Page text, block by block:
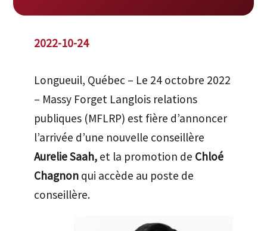
2022-10-24
Longueuil, Québec – Le 24 octobre 2022
– Massy Forget Langlois relations
publiques (MFLRP) est fière d’annoncer
l’arrivée d’une nouvelle conseillère
Aurelie Saah, et la promotion de Chloé
Chagnon qui accède au poste de
conseillère.